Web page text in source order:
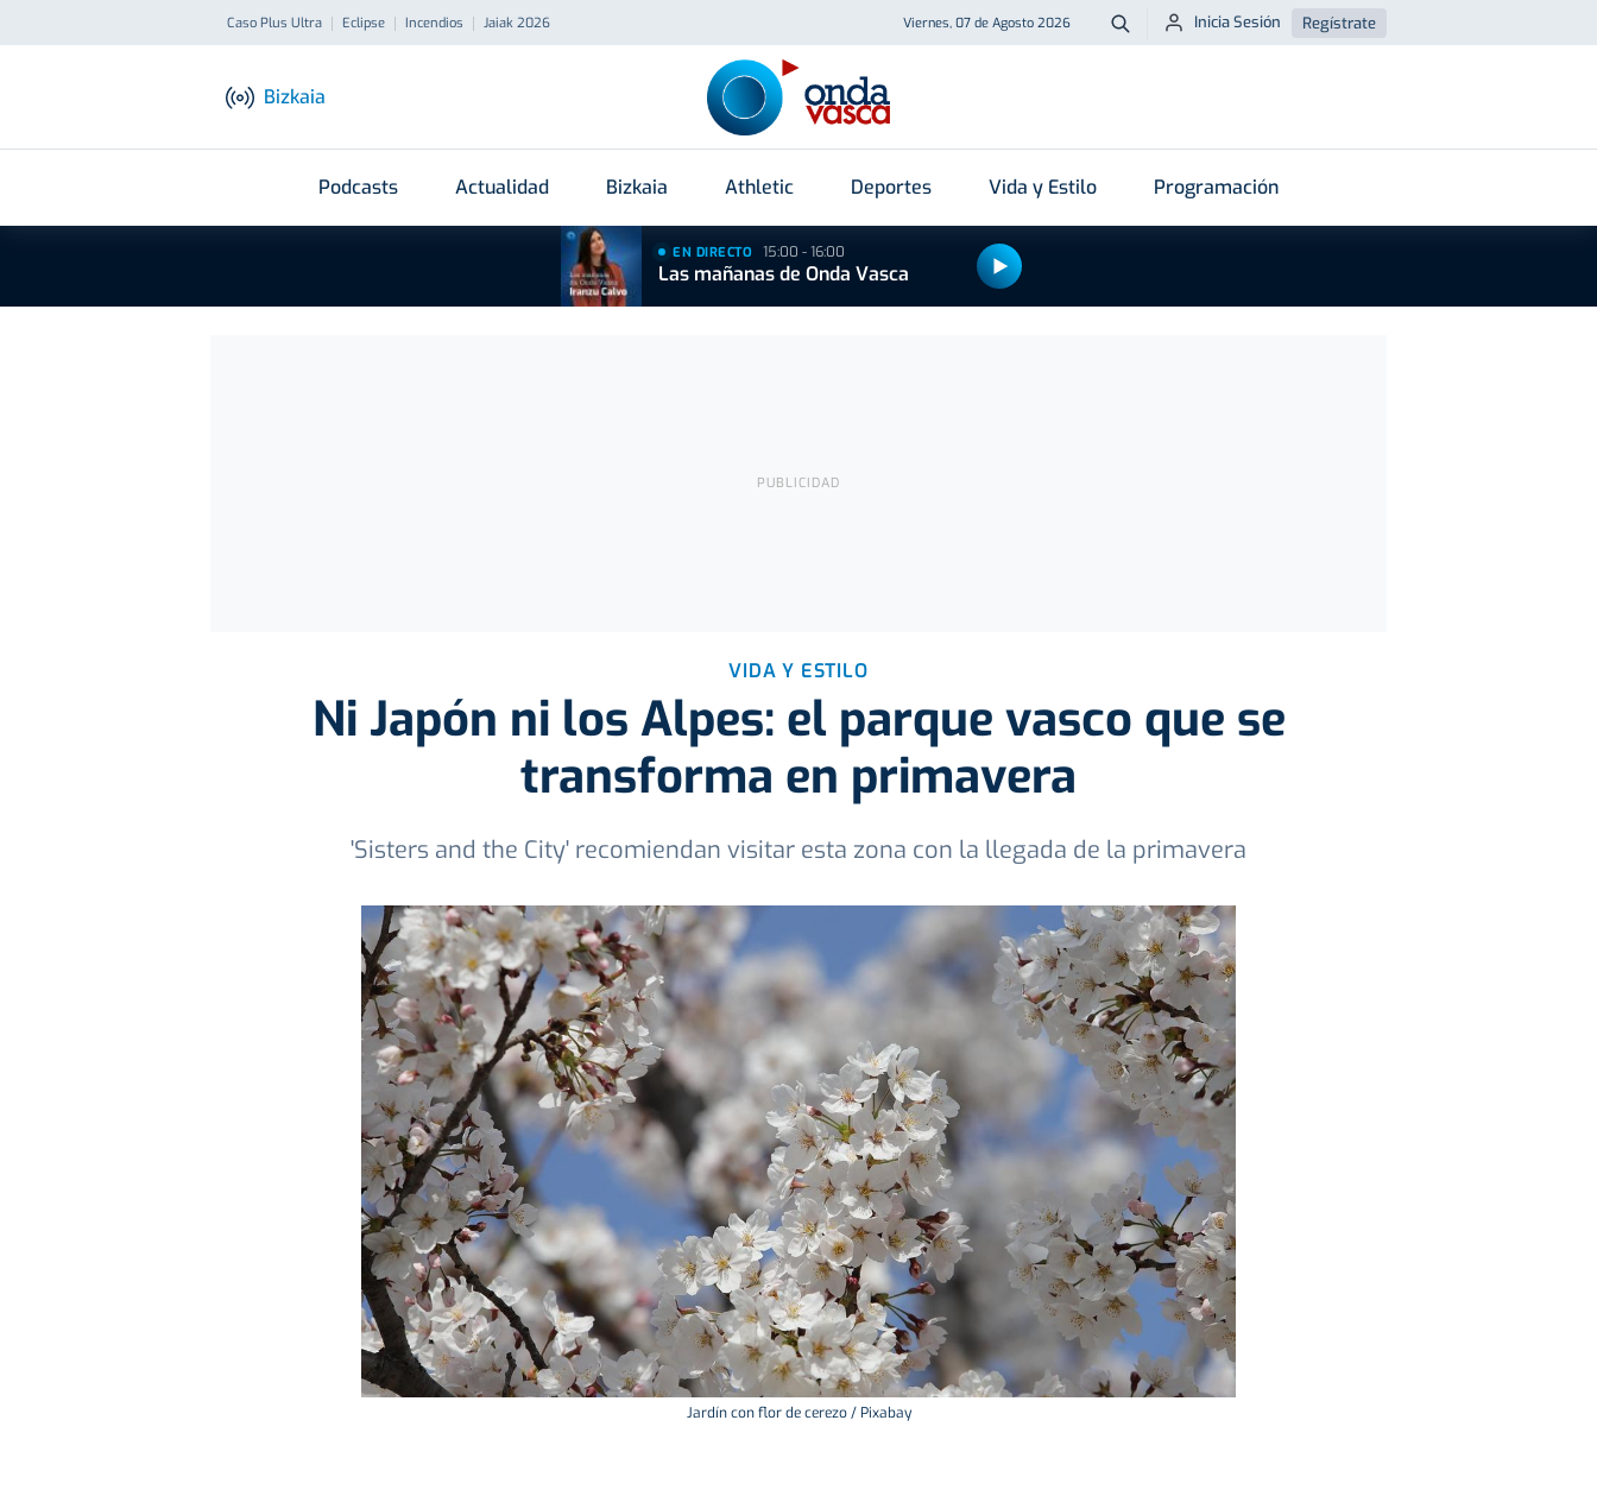
Caso Plus Ultra Eclipse Incendios Jaiak 2026 Viernes, 07 de Agosto 2026 Buscar
Inicia Sesión Regístrate
Bizkaia
Podcasts Actualidad Bizkaia Athletic Deportes Vida y Estilo Programación
EN DIRECTO 15:00 - 16:00
Las mañanas de Onda Vasca
VIDA Y ESTILO
Ni Japón ni los Alpes: el parque vasco que se
transforma en primavera
'Sisters and the City' recomiendan visitar esta zona con la llegada de la primavera
Jardín con flor de cerezo / Pixabay